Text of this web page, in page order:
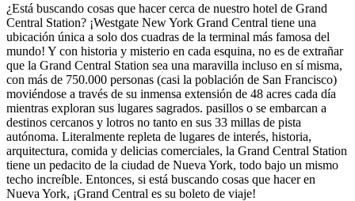
¿Está buscando cosas que hacer cerca de nuestro hotel de Grand
Central Station? ¡Westgate New York Grand Central tiene una
ubicación única a solo dos cuadras de la terminal más famosa del
mundo! Y con historia y misterio en cada esquina, no es de extrañar
que la Grand Central Station sea una maravilla incluso en sí misma,
con más de 750.000 personas (casi la población de San Francisco)
moviéndose a través de su inmensa extensión de 48 acres cada día
mientras exploran sus lugares sagrados. pasillos o se embarcan a
destinos cercanos y lotros no tanto en sus 33 millas de pista
autónoma. Literalmente repleta de lugares de interés, historia,
arquitectura, comida y delicias comerciales, la Grand Central Station
tiene un pedacito de la ciudad de Nueva York, todo bajo un mismo
techo increíble. Entonces, si está buscando cosas que hacer en
Nueva York, ¡Grand Central es su boleto de viaje!